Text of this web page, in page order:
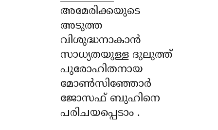
അമേരിക്കയുടെ
അടുത്ത
വിശുദ്ധനാകാൻ
സാധ്യതയുള്ള ദുലുത്ത്
പുരോഹിതനായ
മോൺസിഞ്ഞോർ
ജോസഫ് ബുഹിനെ
പരിചയപ്പെടാം .